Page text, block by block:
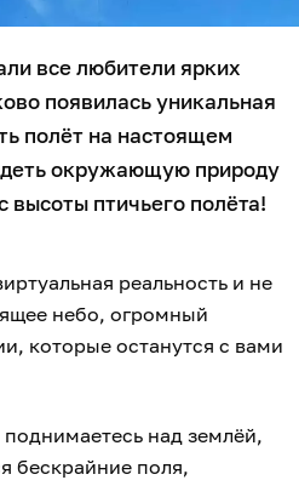
все любители ярких
появилась уникальная
полёт на настоящем
окружающую природу
высоты птичьего полёта!
реальность и не
небо, огромный
которые останутся с вами
над землёй,
бескрайние поля,